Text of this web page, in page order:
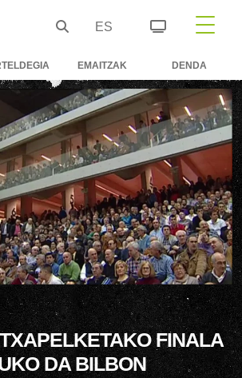
ES
EMAITZAK DENDA
FINALA
DA BILBON